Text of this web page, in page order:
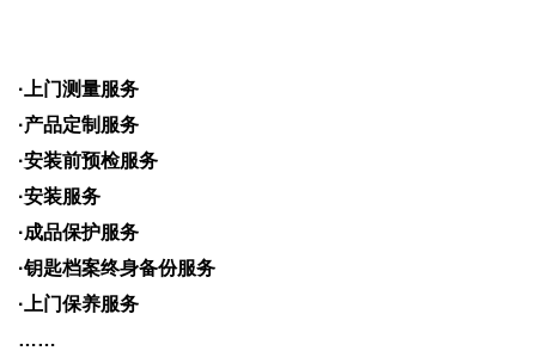
·上门测量服务
·产品定制服务
·安装前预检服务
·安装服务
·成品保护服务
·钥匙档案终身备份服务
·上门保养服务
……